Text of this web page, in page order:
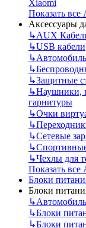
Xiaomi
Показать все
Аксессуары
↳AUX
↳USB кабели
↳
↳
↳Защитные
↳Наушники,
гарнитуры
↳Очки
↳
↳Сетевые
↳
↳Чехлы для
Показать все
Блоки
Блоки
↳
↳Блоки
↳Блоки